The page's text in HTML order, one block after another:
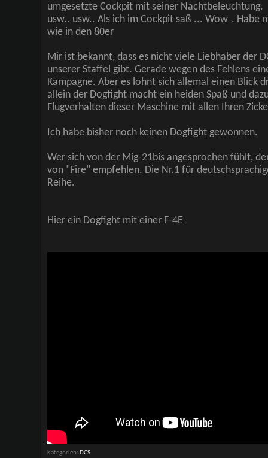
umgesetzte Cockpit mit seiner Nachtbeleuchtung.
usw.. usw.. Als ich im Cockpit saß ... Wow . Habe
wie in den 80er
Mir ist bekannt, dass es nicht viele Liebhaber der
unserer Staffel gibt. Gerade wegen des Fehlens
Kampagne. Aber es lohnt sich allemal einen Blick
allein der Dogfight macht ein heiden Spaß und
Flugverhalten dieser Maschine mit allen Ihren
Ich habe bisher noch keinen Dogfight gewonnen.
Wer sich von der Mig-21bis angesprochen fühlt,
von "Fire" empfehlen. Die Nr.1 für
Reihe.
Hier ein Dogfight mit einer F-4E
Kategorien DCS